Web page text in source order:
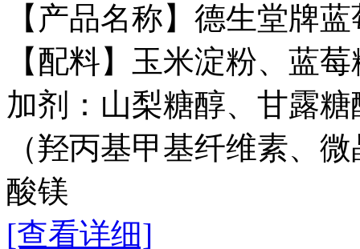
【产品名称】德生堂牌
【配料】玉米淀粉、蓝
加剂：山梨糖醇、甘露
（羟丙基甲基纤维素、
酸镁
[查看详细]